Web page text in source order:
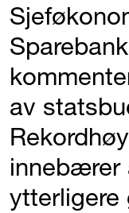
av
innebærer
ytterligere